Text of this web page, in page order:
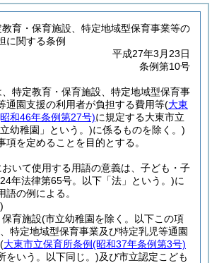
育・保育施設、特定地域型保育事業等の
に関する条例
平成27年3月23日
条例第10号
、特定教育・保育施設、特定地域型保育事
通園支援の利用者が負担する費用等(大東
和46年条例第27号)に規定する大東市立
幼稚園」という。)に係るものを除く。)
項を定めることを目的とする。
おいて使用する用語の意義は、子ども・子
年法律第65号。以下「法」という。)に
語の例による。
育施設(市立幼稚園を除く。以下この項
、特定地域型保育事業及び特定乳児等通園
(大東市立保育所条例(昭和37年条例第3号)
をいう。以下同じ。)及び市立認定こども